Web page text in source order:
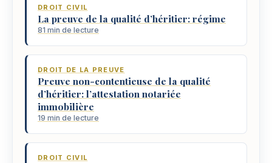
DROIT CIVIL
La preuve de la qualité d’héritier: régime
81 min de lecture
DROIT DE LA PREUVE
Preuve non-contentieuse de la qualité
d’héritier: l’attestation notariée
immobilière
19 min de lecture
DROIT CIVIL